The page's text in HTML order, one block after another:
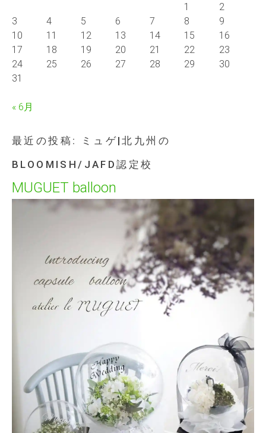
1
2
3
4 5 6 7 8
9
10
11 12 13 14 15
16
17
18 19 20 21 22
23
24
25 26 27 28 29
30
31
« 6月
最近の投稿: ミュゲ|北九州の
BLOOMISH/JAFD認定校
MUGUET balloon